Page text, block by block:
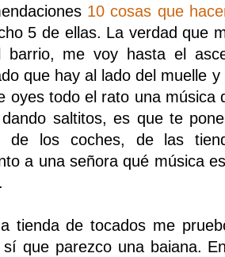
10 cosas que
5 de ellas. La verdad que
barrio, me voy hasta el
que hay al lado del muelle
oyes todo el rato una
saltitos, es que te
de los coches, de las
a una señora qué música
tienda de tocados me
sí que parezco una baiana.